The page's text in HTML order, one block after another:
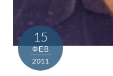
15
ΦΕΒ
2011